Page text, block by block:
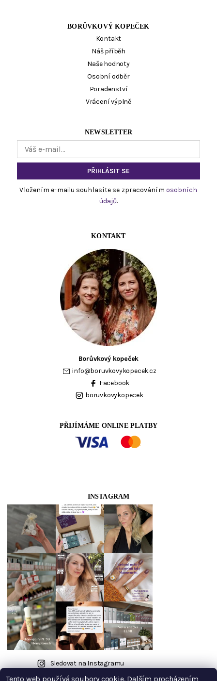
BORŮVKOVÝ KOPEČEK
Kontakt
Náš příběh
Naše hodnoty
Osobní odběr
Poradenství
Vrácení výplně
NEWSLETTER
Vložením e-mailu souhlasíte se zpracováním osobních
údajů.
KONTAKT
Borůvkový kopeček
info@boruvkovykopecek.cz
Facebook
boruvkovykopecek
PŘIJÍMÁME ONLINE PLATBY
INSTAGRAM
Sledovat na Instagramu
Tento web používá soubory cookie. Dalším procházením